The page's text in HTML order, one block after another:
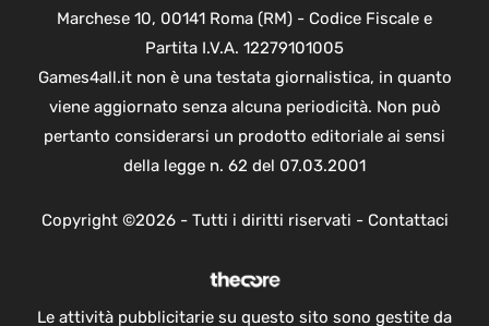
Marchese 10, 00141 Roma (RM) - Codice Fiscale e
Partita I.V.A. 12279101005
Games4all.it non è una testata giornalistica, in quanto
viene aggiornato senza alcuna periodicità. Non può
pertanto considerarsi un prodotto editoriale ai sensi
della legge n. 62 del 07.03.2001
Copyright ©2026 - Tutti i diritti riservati - Contattaci
Le attività pubblicitarie su questo sito sono gestite da